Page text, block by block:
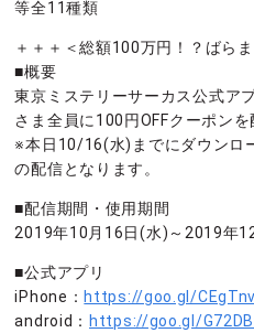
等全11種類
＋＋＋＜総額100万円！？ばら
■概要
東京ミステリーサーカス公式ア
さま全員に100円OFFクーポンを
※本日10/16(水)までにダウンロ
の配信となります。
■配信期間・使用期間
2019年10月16日(水)～2019年
■公式アプリ
iPhone： https://goo.gl/CEgTnv
android： https://goo.gl/